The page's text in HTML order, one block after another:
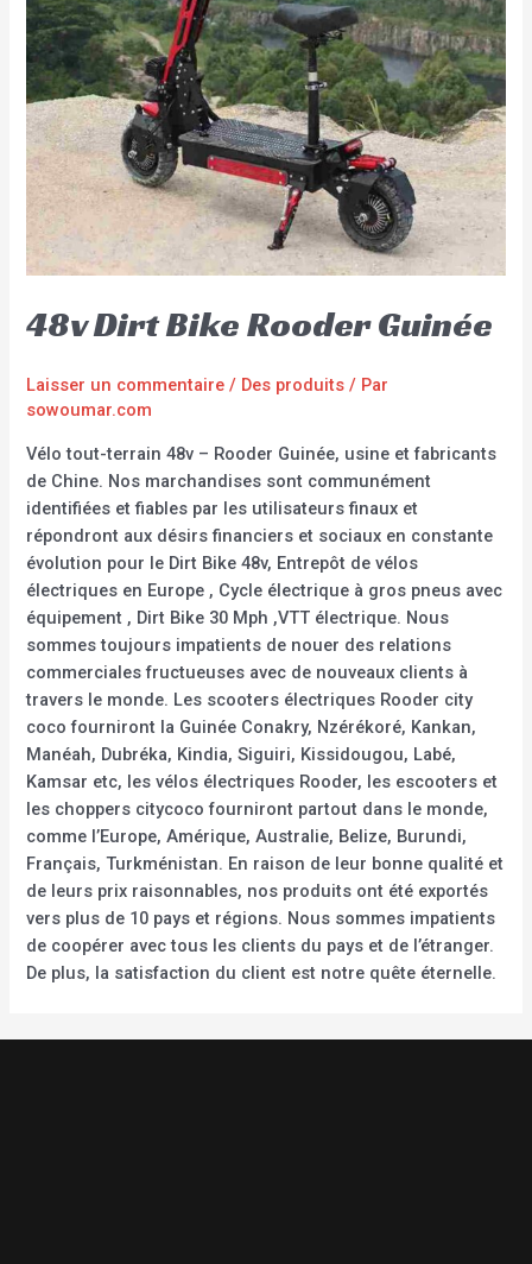
48v Dirt Bike Rooder Guinée
Laisser un commentaire / Des produits / Par
sowoumar.com
Vélo tout-terrain 48v – Rooder Guinée, usine et fabricants
de Chine. Nos marchandises sont communément
identifiées et fiables par les utilisateurs finaux et
répondront aux désirs financiers et sociaux en constante
évolution pour le Dirt Bike 48v, Entrepôt de vélos
électriques en Europe , Cycle électrique à gros pneus avec
équipement , Dirt Bike 30 Mph ,VTT électrique. Nous
sommes toujours impatients de nouer des relations
commerciales fructueuses avec de nouveaux clients à
travers le monde. Les scooters électriques Rooder city
coco fourniront la Guinée Conakry, Nzérékoré, Kankan,
Manéah, Dubréka, Kindia, Siguiri, Kissidougou, Labé,
Kamsar etc, les vélos électriques Rooder, les escooters et
les choppers citycoco fourniront partout dans le monde,
comme l’Europe, Amérique, Australie, Belize, Burundi,
Français, Turkménistan. En raison de leur bonne qualité et
de leurs prix raisonnables, nos produits ont été exportés
vers plus de 10 pays et régions. Nous sommes impatients
de coopérer avec tous les clients du pays et de l’étranger.
De plus, la satisfaction du client est notre quête éternelle.